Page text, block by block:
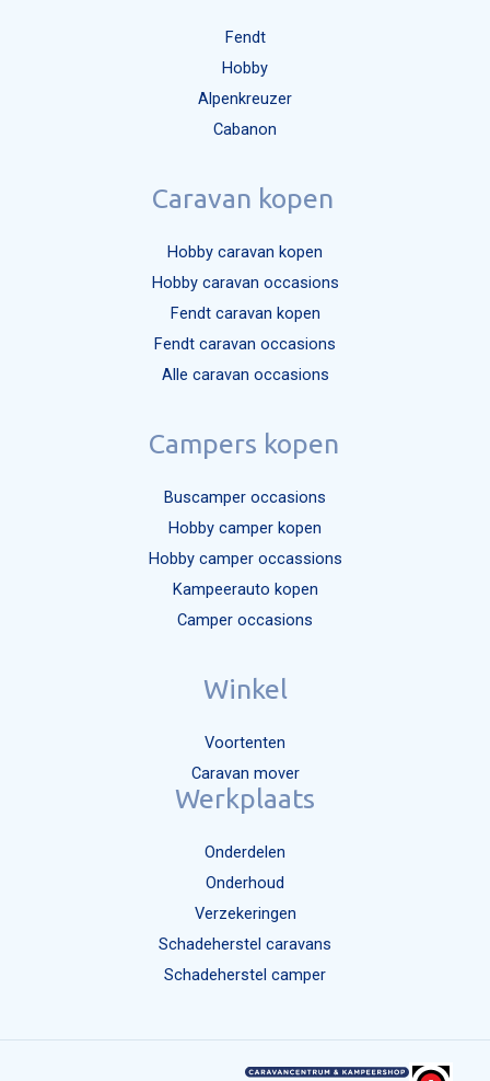
Fendt
Hobby
Alpenkreuzer
Cabanon
Caravan kopen
Hobby caravan kopen
Hobby caravan occasions
Fendt caravan kopen
Fendt caravan occasions
Alle caravan occasions
Campers kopen
Buscamper occasions
Hobby camper kopen
Hobby camper occassions
Kampeerauto kopen
Camper occasions
Winkel
Voortenten
Caravan mover
Werkplaats
Onderdelen
Onderhoud
Verzekeringen
Schadeherstel caravans
Schadeherstel camper